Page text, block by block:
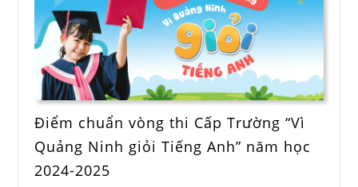
Điểm chuẩn vòng thi Cấp Trường “Vì
Quảng Ninh giỏi Tiếng Anh” năm học
2024-2025